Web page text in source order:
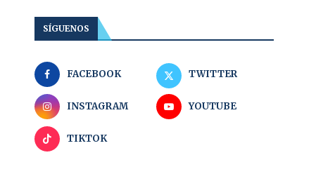
SÍGUENOS
FACEBOOK TWITTER
INSTAGRAM YOUTUBE
TIKTOK